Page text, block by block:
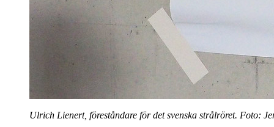
Ulrich Lienert, föreståndare för det svenska strålröret. Foto: